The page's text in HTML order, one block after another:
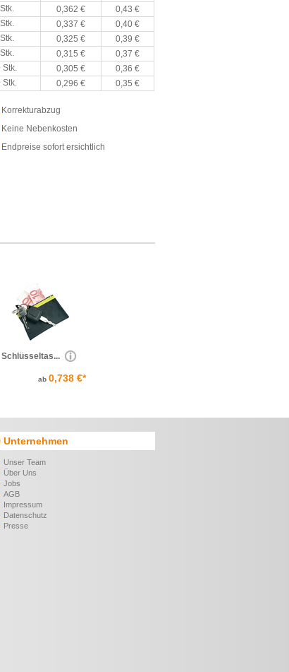
0,362 €
0,43 €
0,337 €
0,40 €
0,325 €
0,39 €
0,315 €
0,37 €
Stk.
0,305 €
0,36 €
Stk.
0,296 € 0,35 €
Korrekturabzug
Keine Nebenkosten
Endpreise sofort ersichtlich
Schlüsseltas...
ab 0,738 €*
Unternehmen
Unser Team
Über Uns
Jobs
AGB
Impressum
Datenschutz
Presse